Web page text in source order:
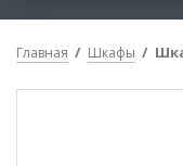
Главная Шкафы